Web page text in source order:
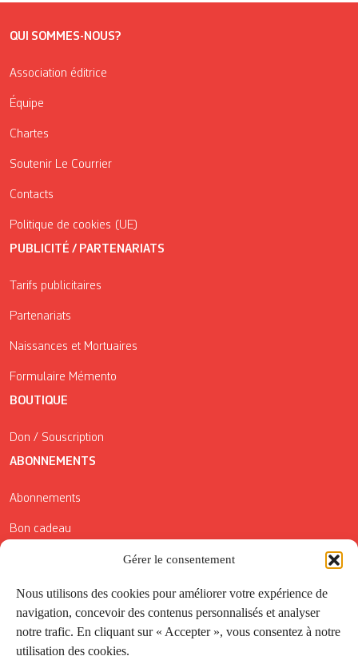
Gérer le consentement
Nous utilisons des cookies pour améliorer votre expérience de
navigation, concevoir des contenus personnalisés et analyser
notre trafic. En cliquant sur « Accepter », vous consentez à notre
utilisation des cookies.
QUI SOMMES-NOUS?
Association éditrice
Équipe
Chartes
Soutenir Le Courrier
Contacts
Politique de cookies (UE)
PUBLICITÉ / PARTENARIATS
Tarifs publicitaires
Partenariats
Naissances et Mortuaires
Formulaire Mémento
BOUTIQUE
Don / Souscription
ABONNEMENTS
Abonnements
Bon cadeau
Conditions générales de vente
Réductions de la Carte Côté Courrier
Application